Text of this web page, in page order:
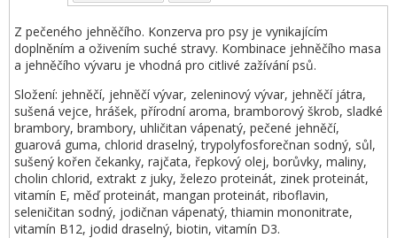
Z pečeného jehněčího. Konzerva pro psy je vynikajícím
doplněním a oživením suché stravy. Kombinace jehněčího masa
a jehněčího vývaru je vhodná pro citlivé zažívání psů.
Složení: jehněčí, jehněčí vývar, zeleninový vývar, jehněčí játra,
sušená vejce, hrášek, přírodní aroma, bramborový škrob, sladké
brambory, brambory, uhličitan vápenatý, pečené jehněčí,
guarová guma, chlorid draselný, trypolyfosforečnan sodný, sůl,
sušený kořen čekanky, rajčata, řepkový olej, borůvky, maliny,
cholin chlorid, extrakt z juky, železo proteinát, zinek proteinát,
vitamín E, měď proteinát, mangan proteinát, riboflavin,
seleničitan sodný, jodičnan vápenatý, thiamin mononitrate,
vitamín B12, jodid draselný, biotin, vitamín D3.